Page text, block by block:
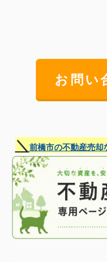
お問い
＼ 前橋市の不動産売却